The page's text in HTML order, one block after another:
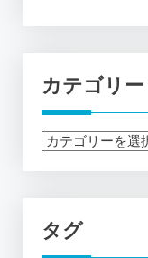
カテゴリー
カ
ー
タグ